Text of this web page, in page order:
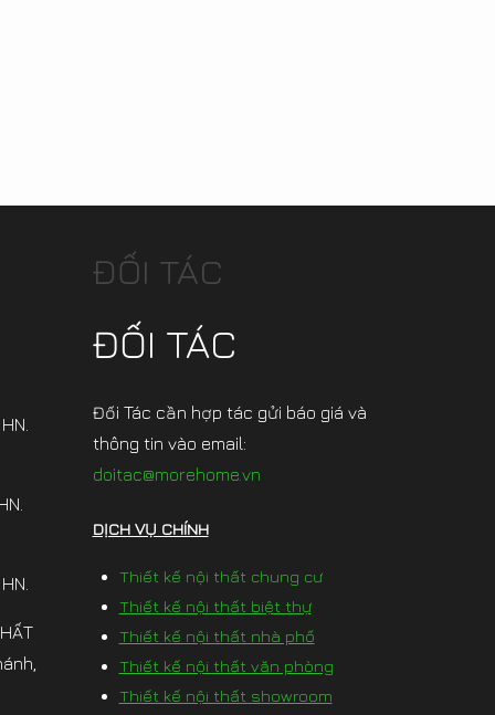
ĐỐI TÁC
ĐỐI TÁC
Đối Tác cần hợp tác gửi báo giá và
thông tin vào email:
doitac@morehome.vn
DỊCH VỤ CHÍNH
Thiết kế nội thất chung cư
Thiết kế nội thất biệt thự
Thiết kế nội thất nhà phố
Thiết kế nội thất văn phòng
Thiết kế nội thất showroom